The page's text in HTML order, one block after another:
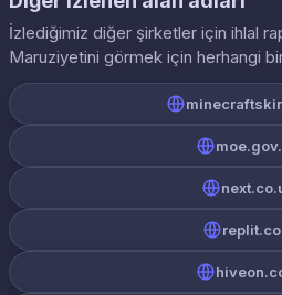
İzlediğimiz diğer şirketler için ihlal
Maruziyetini görmek için herhangi bir